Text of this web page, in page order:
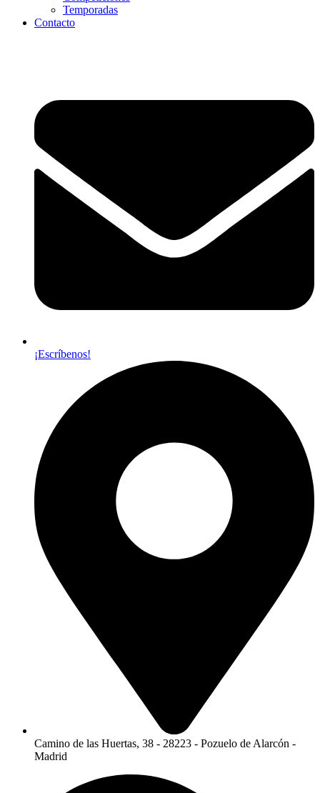
Temporadas
Contacto
¡Escríbenos!
Camino de las Huertas, 38 - 28223 - Pozuelo de Alarcón -
Madrid